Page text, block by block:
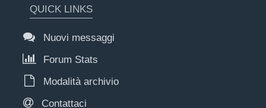
QUICK LINKS
Nuovi messaggi
Forum Stats
Modalità archivio
Contattaci